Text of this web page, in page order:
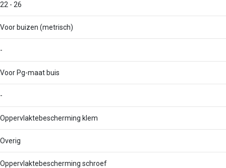
22 - 26
Voor buizen (metrisch)
-
Voor Pg-maat buis
-
Oppervlaktebescherming klem
Overig
Oppervlaktebescherming schroef